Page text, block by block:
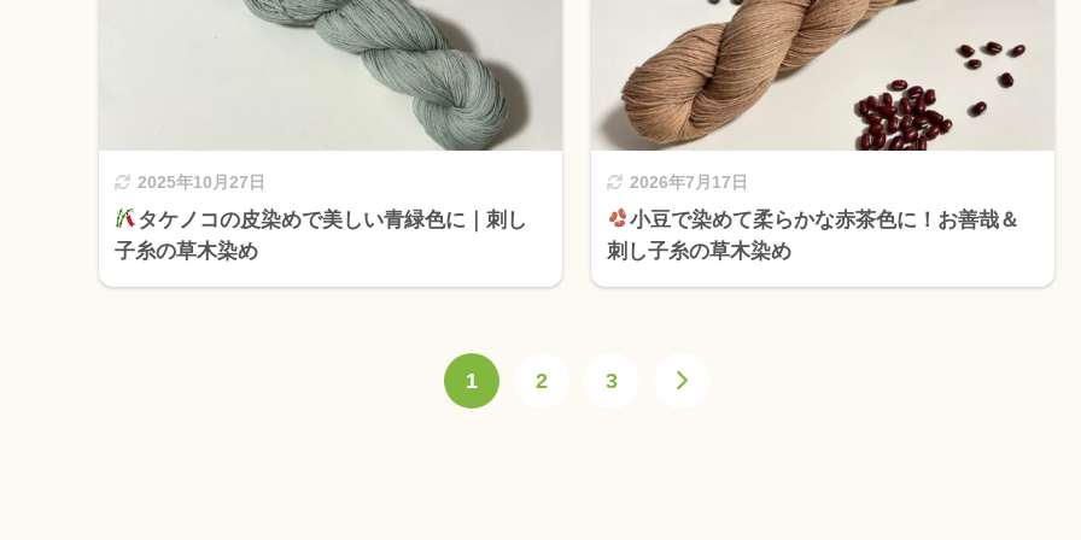
2025年10月27日
タケノコの皮染めで美しい青緑色に｜刺し
子糸の草木染め
2026年7月17日
小豆で染めて柔らかな赤茶色に！お善哉＆
刺し子糸の草木染め
1 2 3